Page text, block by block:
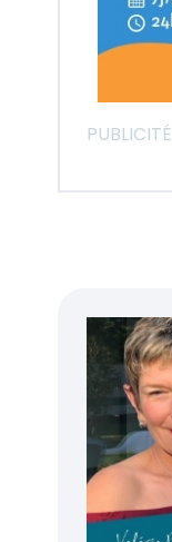
PUBLICITÉ